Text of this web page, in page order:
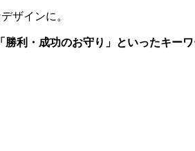
ザインに。
利・成功のお守り」といったキー